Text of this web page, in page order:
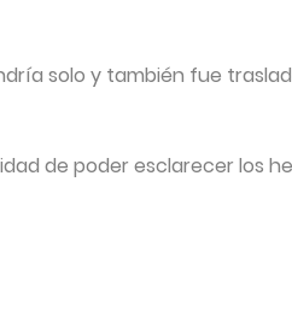
solo y también fue
de poder esclarecer los